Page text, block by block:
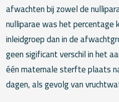
afwachten bij zowel de
nulliparae was het percentage
inleidgroep dan in de
geen sigificant verschil in het
één maternale sterfte plaats
dagen, als gevolg van